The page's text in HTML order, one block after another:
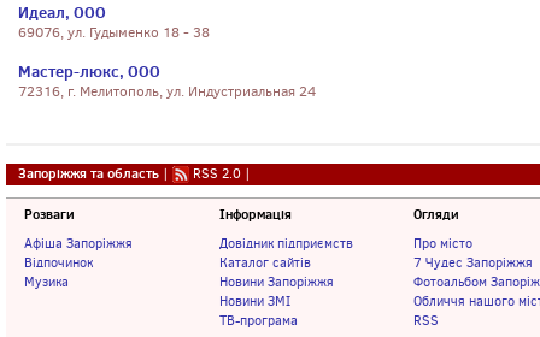
Идеал, ООО
69076, ул. Гудыменко 18 - 38
Мастер-люкс, ООО
72316, г. Мелитополь, ул. Индустриальная 24
Запоріжжя та область | RSS 2.0 |
Розваги
Афіша Запоріжжя
Відпочинок
Музика
Інформація
Довідник підприємств
Каталог сайтів
Новини Запоріжжя
Новини ЗМІ
ТВ-програма
Огляди
Про місто
7 Чудес Запоріжжя
Фотоальбом
Обличчя нашого
RSS